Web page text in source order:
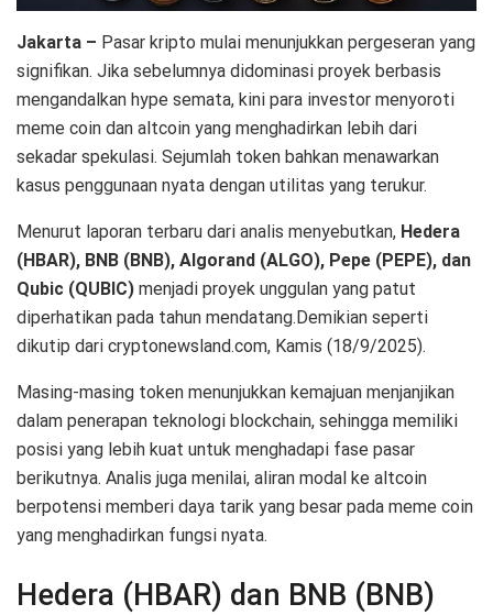
Jakarta – Pasar kripto mulai menunjukkan pergeseran yang
signifikan. Jika sebelumnya didominasi proyek berbasis
mengandalkan hype semata, kini para investor menyoroti
meme coin dan altcoin yang menghadirkan lebih dari
sekadar spekulasi. Sejumlah token bahkan menawarkan
kasus penggunaan nyata dengan utilitas yang terukur.
Menurut laporan terbaru dari analis menyebutkan, Hedera
(HBAR), BNB (BNB), Algorand (ALGO), Pepe (PEPE), dan
Qubic (QUBIC) menjadi proyek unggulan yang patut
diperhatikan pada tahun mendatang.Demikian seperti
dikutip dari cryptonewsland.com, Kamis (18/9/2025).
Masing-masing token menunjukkan kemajuan menjanjikan
dalam penerapan teknologi blockchain, sehingga memiliki
posisi yang lebih kuat untuk menghadapi fase pasar
berikutnya. Analis juga menilai, aliran modal ke altcoin
berpotensi memberi daya tarik yang besar pada meme coin
yang menghadirkan fungsi nyata.
Hedera (HBAR) dan BNB (BNB)